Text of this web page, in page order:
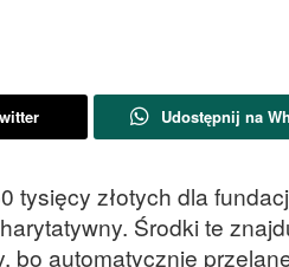
Udostępnij na
tysięcy złotych dla
Środki te
bo automatycznie